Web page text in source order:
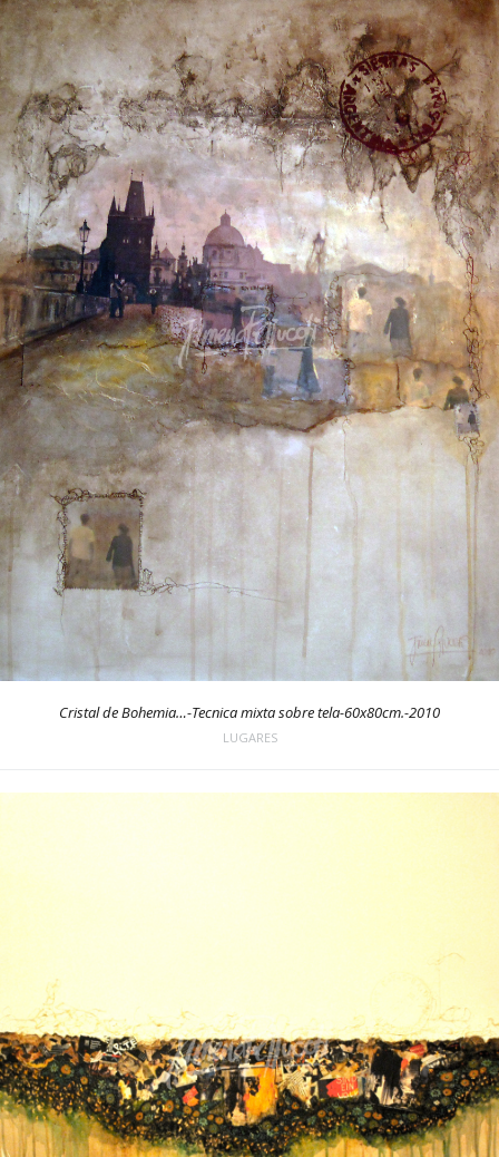
Cristal de Bohemia…-Tecnica mixta sobre tela-60x80cm.-2010
LUGARES